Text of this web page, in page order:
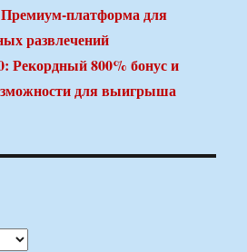
платформа для
развлечений
Рекордный 800% бонус и
для выигрыша